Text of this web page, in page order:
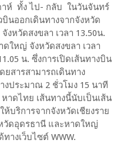
าห์ ทั้ง ไป- กลับ ในวันจันทร์
นออกเดินทางจากจังหวัด
งหวัดสงขลา เวลา 13.50น.
ใหญ่ จังหวัดสงขลา เวลา
น. ซึ่งการเปิดเส้นทางบิน
สารสามารถเดินทาง
งประมาณ 2 ชั่วโมง 15 นาที
าดไทย เส้นทางนี้นับเป็นเส้น
บริการจากจังหวัดเชียงราย
วัดอุดรธานี และหาดใหญ่
างเว็บไซต์ WWW.